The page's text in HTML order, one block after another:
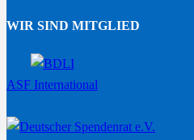
WIR SIND MITGLIED
ASF International